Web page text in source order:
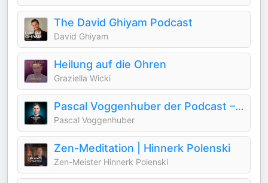
The David Ghiyam Podcast
David Ghiyam
Heilung auf die Ohren
Graziella Wicki
Pascal Voggenhuber der Podcast –WRITE WITH SPIRIT
Pascal Voggenhuber
Zen-Meditation | Hinnerk Polenski
Zen-Meister Hinnerk Polenski